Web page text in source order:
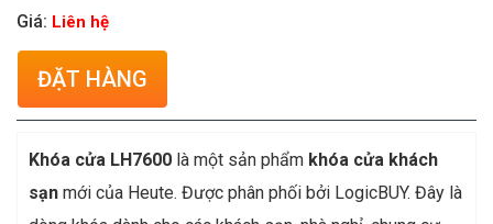
Giá: Liên hệ
ĐẶT HÀNG
Khóa cửa LH7600 là một sản phẩm khóa cửa khách
sạn mới của Heute. Được phân phối bởi LogicBUY. Đây là